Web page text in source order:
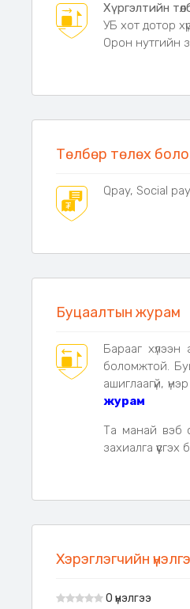
Гадаа болон
Сонгодог
Модон бариул нь
Хэмжээ:300мл.
Хүргэлтийн
УБ хот дотор
Орон нутгийн
Төлбөр төлөх
Qpay, Social
Буцаалтын журам
Барааг
боломжтой.
ашиглаагүй,
журам
Та манай вэб
захиалга
Хэрэглэгчийн
0 үнэлгээ